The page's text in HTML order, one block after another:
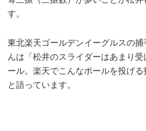
す。
東北楽天ゴールデンイーグルスの捕
んは「松井のスライダーはあまり
ール。楽天でこんなボールを投げる
と語っています。